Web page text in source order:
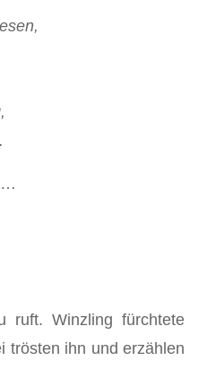
ruft. Winzling fürchtete
trösten ihn und erzählen